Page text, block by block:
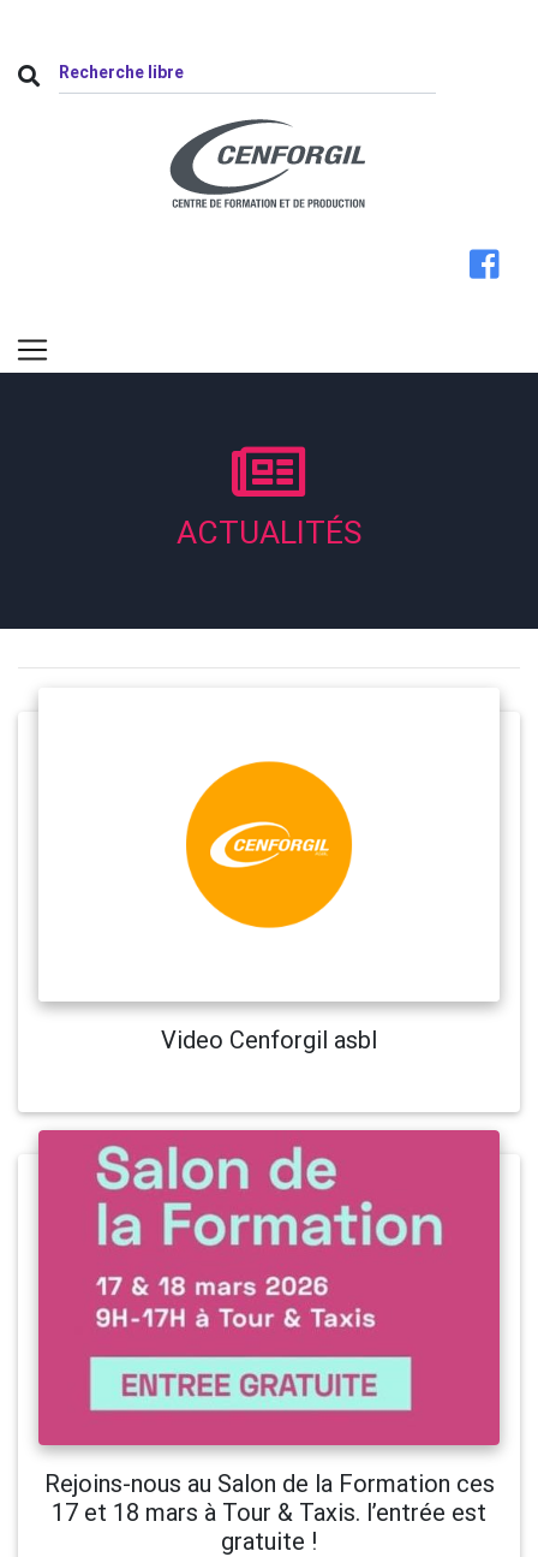
ACTUALITÉS
Video Cenforgil asbl
Rejoins-nous au Salon de la Formation ces
17 et 18 mars à Tour & Taxis. l’entrée est
gratuite !